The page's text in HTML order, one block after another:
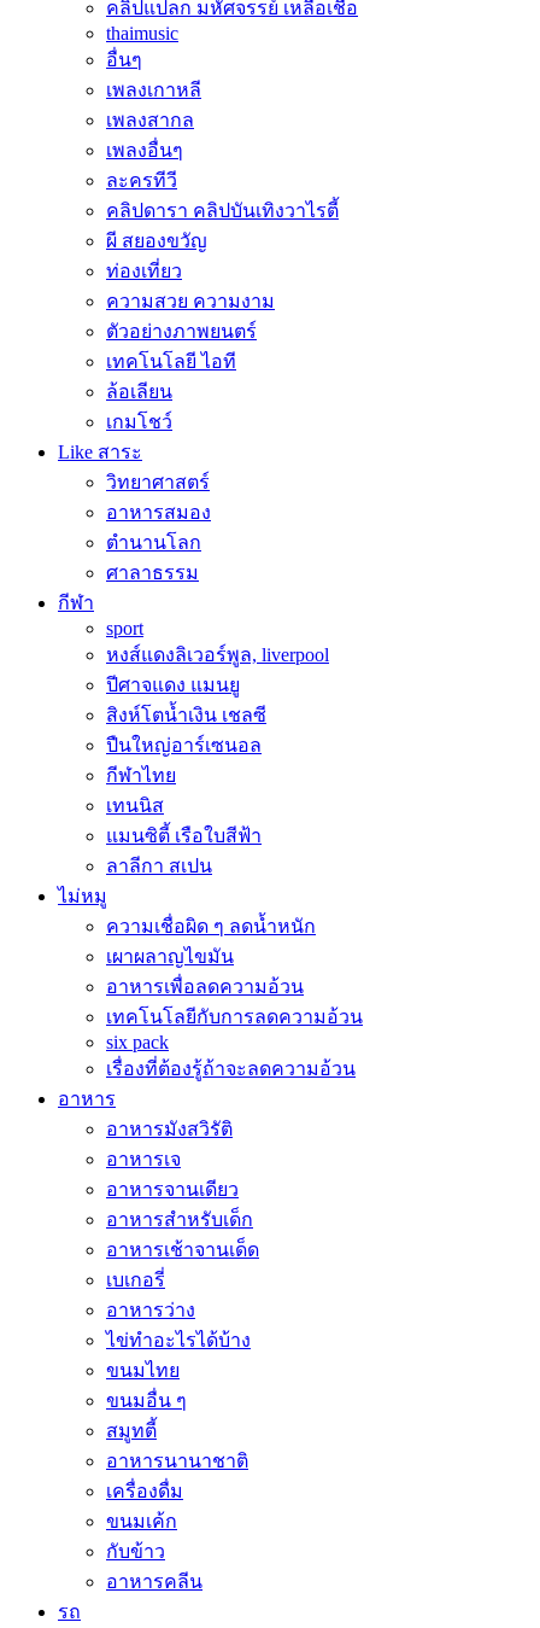
คลิปแปลก มหัศจรรย์ เหลือเชื่อ
thaimusic
อื่นๆ
เพลงเกาหลี
เพลงสากล
เพลงอื่นๆ
ละครทีวี
คลิปดารา คลิปบันเทิงวาไรตี้
ผี สยองขวัญ
ท่องเที่ยว
ความสวย ความงาม
ตัวอย่างภาพยนตร์
เทคโนโลยี ไอที
ล้อเลียน
เกมโชว์
Like สาระ
วิทยาศาสตร์
อาหารสมอง
ตำนานโลก
ศาลาธรรม
กีฬา
sport
หงส์แดงลิเวอร์พูล, liverpool
ปีศาจแดง แมนยู
สิงห์โตน้ำเงิน เชลซี
ปืนใหญ่อาร์เซนอล
กีฬาไทย
เทนนิส
แมนซิตี้ เรือใบสีฟ้า
ลาลีกา สเปน
ไม่หมู
ความเชื่อผิด ๆ ลดน้ำหนัก
เผาผลาญไขมัน
อาหารเพื่อลดความอ้วน
เทคโนโลยีกับการลดความอ้วน
six pack
เรื่องที่ต้องรู้ถ้าจะลดความอ้วน
อาหาร
อาหารมังสวิรัติ
อาหารเจ
อาหารจานเดียว
อาหารสำหรับเด็ก
อาหารเช้าจานเด็ด
เบเกอรี่
อาหารว่าง
ไข่ทำอะไรได้บ้าง
ขนมไทย
ขนมอื่น ๆ
สมูทตี้
อาหารนานาชาติ
เครื่องดื่ม
ขนมเค้ก
กับข้าว
อาหารคลีน
รถ